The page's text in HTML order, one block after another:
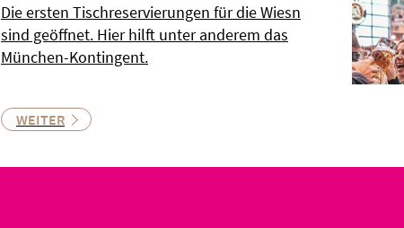
Die ersten Tischreservierungen für die Wiesn
sind geöffnet. Hier hilft unter anderem das
München-Kontingent.
WEITER